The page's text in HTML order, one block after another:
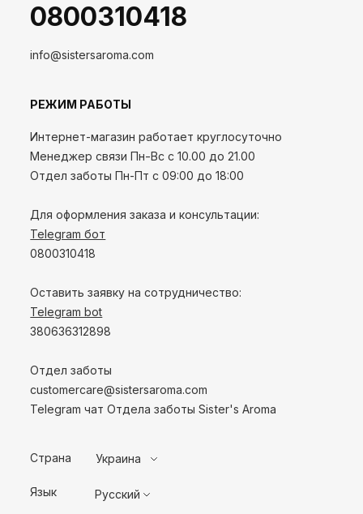
0800310418
info@sistersaroma.com
РЕЖИМ РАБОТЫ
Интернет-магазин работает круглосуточно
Менеджер связи Пн-Вс с 10.00 до 21.00
Отдел заботы Пн-Пт с 09:00 до 18:00
Для оформления заказа и консультации:
Telegram бот
0800310418
Оставить заявку на сотрудничество:
Telegram bot
380636312898
Отдел заботы
customercare@sistersaroma.com
Telegram чат Отдела заботы Sister's Aroma
Страна Украина
Язык Русский